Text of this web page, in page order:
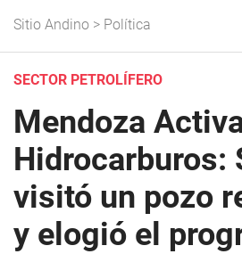
Sitio Andino > Política
SECTOR PETROLÍFERO
Mendoza
Hidrocarburos:
visitó un pozo
y elogió el